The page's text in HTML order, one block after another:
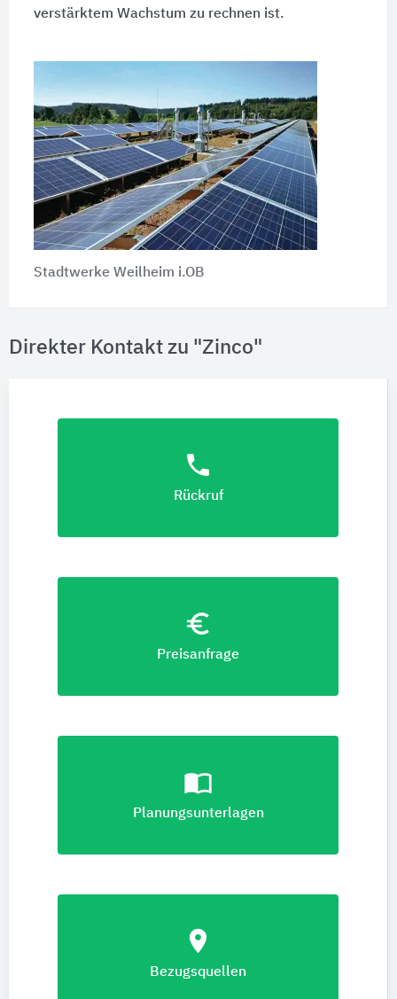
verstärktem Wachstum zu rechnen ist.
Stadtwerke Weilheim i.OB
Direkter Kontakt zu "Zinco"
phone
Rückruf
euro_symbol
Preisanfrage
import_contacts
Planungsunterlagen
location_on
Bezugsquellen